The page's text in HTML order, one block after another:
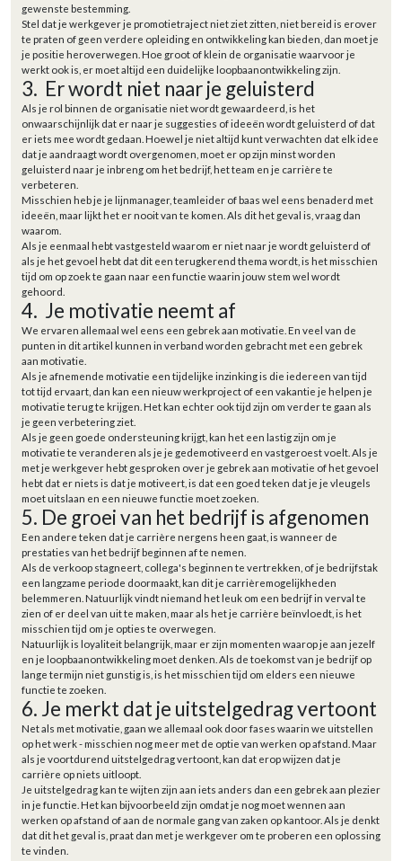
gewenste bestemming.
Stel dat je werkgever je promotietraject niet ziet zitten, niet bereid is erover
te praten of geen verdere opleiding en ontwikkeling kan bieden, dan moet je
je positie heroverwegen. Hoe groot of klein de organisatie waarvoor je
werkt ook is, er moet altijd een duidelijke loopbaanontwikkeling zijn.
3. Er wordt niet naar je geluisterd
Als je rol binnen de organisatie niet wordt gewaardeerd, is het
onwaarschijnlijk dat er naar je suggesties of ideeën wordt geluisterd of dat
er iets mee wordt gedaan. Hoewel je niet altijd kunt verwachten dat elk idee
dat je aandraagt wordt overgenomen, moet er op zijn minst worden
geluisterd naar je inbreng om het bedrijf, het team en je carrière te
verbeteren.
Misschien heb je je lijnmanager, teamleider of baas wel eens benaderd met
ideeën, maar lijkt het er nooit van te komen. Als dit het geval is, vraag dan
waarom.
Als je eenmaal hebt vastgesteld waarom er niet naar je wordt geluisterd of
als je het gevoel hebt dat dit een terugkerend thema wordt, is het misschien
tijd om op zoek te gaan naar een functie waarin jouw stem wel wordt
gehoord.
4. Je motivatie neemt af
We ervaren allemaal wel eens een gebrek aan motivatie. En veel van de
punten in dit artikel kunnen in verband worden gebracht met een gebrek
aan motivatie.
Als je afnemende motivatie een tijdelijke inzinking is die iedereen van tijd
tot tijd ervaart, dan kan een nieuw werkproject of een vakantie je helpen je
motivatie terug te krijgen. Het kan echter ook tijd zijn om verder te gaan als
je geen verbetering ziet.
Als je geen goede ondersteuning krijgt, kan het een lastig zijn om je
motivatie te veranderen als je je gedemotiveerd en vastgeroest voelt. Als je
met je werkgever hebt gesproken over je gebrek aan motivatie of het gevoel
hebt dat er niets is dat je motiveert, is dat een goed teken dat je je vleugels
moet uitslaan en een nieuwe functie moet zoeken.
5. De groei van het bedrijf is afgenomen
Een andere teken dat je carrière nergens heen gaat, is wanneer de
prestaties van het bedrijf beginnen af te nemen.
Als de verkoop stagneert, collega's beginnen te vertrekken, of je bedrijfstak
een langzame periode doormaakt, kan dit je carrièremogelijkheden
belemmeren. Natuurlijk vindt niemand het leuk om een bedrijf in verval te
zien of er deel van uit te maken, maar als het je carrière beïnvloedt, is het
misschien tijd om je opties te overwegen.
Natuurlijk is loyaliteit belangrijk, maar er zijn momenten waarop je aan jezelf
en je loopbaanontwikkeling moet denken. Als de toekomst van je bedrijf op
lange termijn niet gunstig is, is het misschien tijd om elders een nieuwe
functie te zoeken.
6. Je merkt dat je uitstelgedrag vertoont
Net als met motivatie, gaan we allemaal ook door fases waarin we uitstellen
op het werk - misschien nog meer met de optie van werken op afstand. Maar
als je voortdurend uitstelgedrag vertoont, kan dat erop wijzen dat je
carrière op niets uitloopt.
Je uitstelgedrag kan te wijten zijn aan iets anders dan een gebrek aan plezier
in je functie. Het kan bijvoorbeeld zijn omdat je nog moet wennen aan
werken op afstand of aan de normale gang van zaken op kantoor. Als je denkt
dat dit het geval is, praat dan met je werkgever om te proberen een oplossing
te vinden.